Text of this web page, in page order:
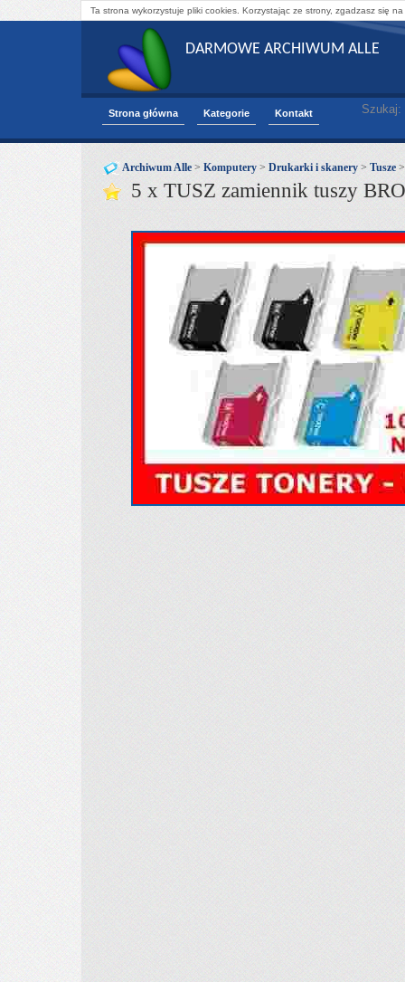
Ta strona wykorzystuje pliki cookies. Korzystając ze strony, zgadzasz się
DARMOWE ARCHIWUM ALLE
Strona główna Kategorie Kontakt Szukaj:
Archiwum Alle > Komputery > Drukarki i skanery > Tusze
5 x TUSZ zamiennik tuszy